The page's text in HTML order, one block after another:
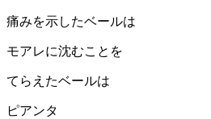
痛みを示したベールは
モアレに沈むことを
てらえたベールは
ピアンタ